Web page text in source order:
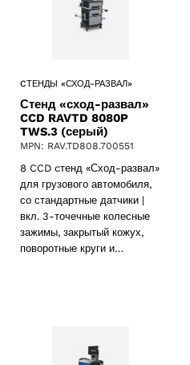
CТЕНДЫ «СХОД-РАЗВАЛ»
Стенд «сход-развал»
CCD RAVTD 8080P
TWS.3 (серый)
MPN: RAV.TD808.700551
8 CCD cтенд «Сход-развал»
для грузового автомобиля,
со стандартные датчики |
вкл. 3-точечные колесные
зажимы, закрытый кожух,
поворотные круги и…